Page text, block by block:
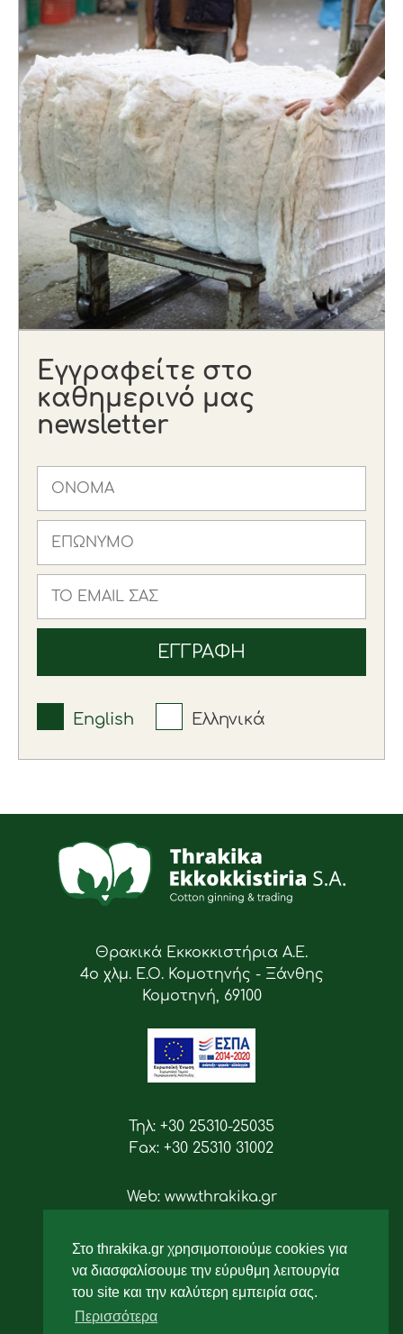
Στο thrakika.gr χρησιμοποιούμε cookies για
να διασφαλίσουμε την εύρυθμη λειτουργία
του site και την καλύτερη εμπειρία σας.
Περισσότερα
Εγγραφείτε στο
καθημερινό μας
newsletter
English Ελληνικά
Θρακικά Εκκοκκιστήρια Α.Ε.
4ο χλμ. Ε.Ο. Κομοτηνής - Ξάνθης
Κομοτηνή, 69100
Τηλ: +30 25310-25035
Fax: +30 25310 31002
Web: www.thrakika.gr
Ακολουθήστε μας